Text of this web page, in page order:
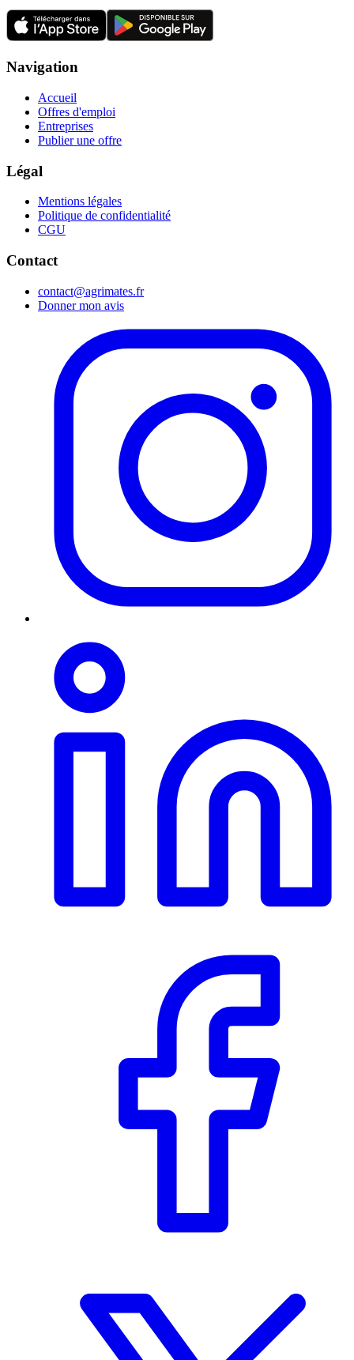
Navigation
Accueil
Offres d'emploi
Entreprises
Publier une offre
Légal
Mentions légales
Politique de confidentialité
CGU
Contact
contact@agrimates.fr
Donner mon avis